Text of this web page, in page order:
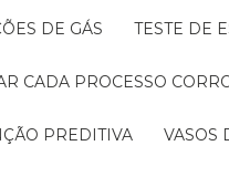
DE GÁS TESTE DE
CADA PROCESSO
PREDITIVA